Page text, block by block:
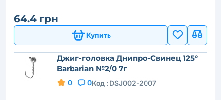
64.4 грн
Купить
Джиг-головка Днипро-Свинец 125°
Barbarian №2/0 7г
0 0Код : DSJ002-2007